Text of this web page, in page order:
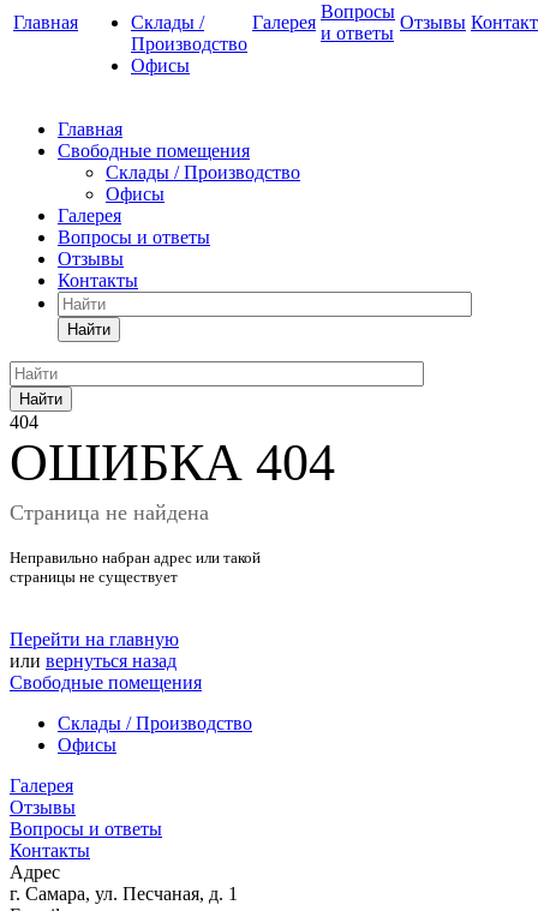
Главная
Склады /
Производство
Офисы
Галерея
Вопросы
и ответы
Отзывы
Главная
Свободные помещения
Склады / Производство
Офисы
Галерея
Вопросы и ответы
Отзывы
Контакты
Найти
Найти
404
ОШИБКА 404
Страница не найдена
Неправильно набран адрес или такой
страницы не существует
Перейти на главную
или вернуться назад
Свободные помещения
Склады / Производство
Офисы
Галерея
Отзывы
Вопросы и ответы
Контакты
Адрес
г. Самара, ул. Песчаная, д. 1